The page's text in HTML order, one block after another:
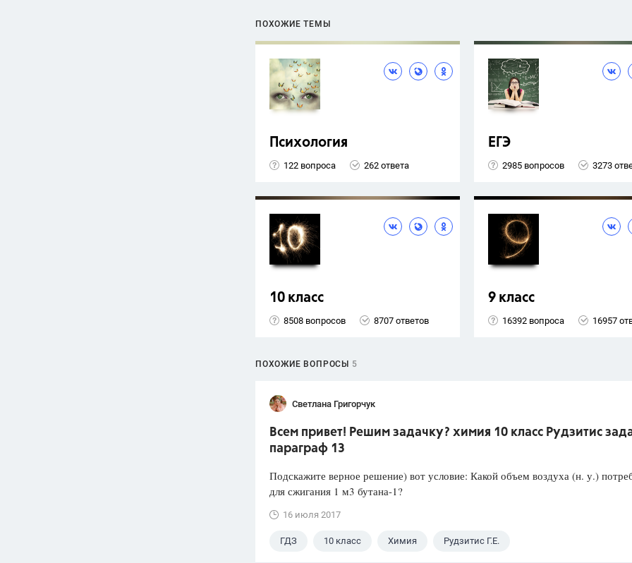
ПОХОЖИЕ ТЕМЫ
Психология
122 вопроса 262 ответа
ЕГЭ
2985 вопросов 3273
10 класс
8508 вопросов 8707 ответов
9 класс
16392 вопроса 16957
ПОХОЖИЕ ВОПРОСЫ 5
Светлана Григорчук
Всем привет! Решим задачку? химия 10 класс Рудзитис
параграф 13
Подскажите верное решение) вот условие: Какой объем воздуха (н. у.)
для сжигания 1 м3 бутана-1?
16 июля 2017
ГДЗ 10 класс Химия Рудзитис Г.Е.